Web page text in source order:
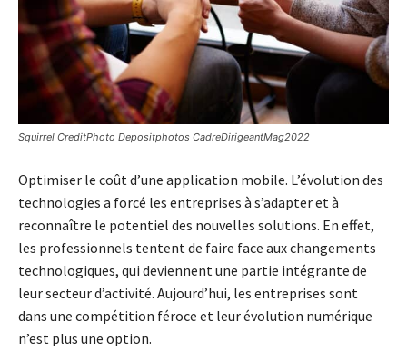
Squirrel CreditPhoto Depositphotos CadreDirigeantMag2022
Optimiser le coût d’une application mobile. L’évolution des
technologies a forcé les entreprises à s’adapter et à
reconnaître le potentiel des nouvelles solutions. En effet,
les professionnels tentent de faire face aux changements
technologiques, qui deviennent une partie intégrante de
leur secteur d’activité. Aujourd’hui, les entreprises sont
dans une compétition féroce et leur évolution numérique
n’est plus une option.